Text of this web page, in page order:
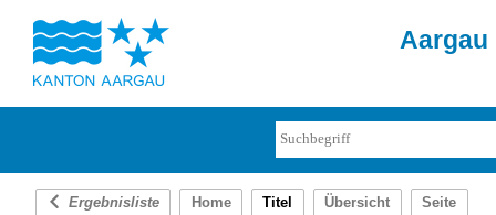
Aargau
Ergebnisliste Home Titel Übersicht Seite